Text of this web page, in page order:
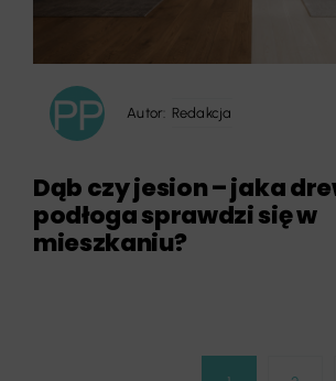
Autor: Redakcja
Dąb czy jesion – jaka
podłoga sprawdzi się w
mieszkaniu?